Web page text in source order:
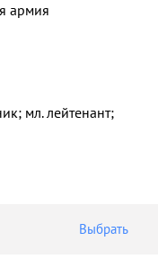
армия
мл. лейтенант;
Выбрать